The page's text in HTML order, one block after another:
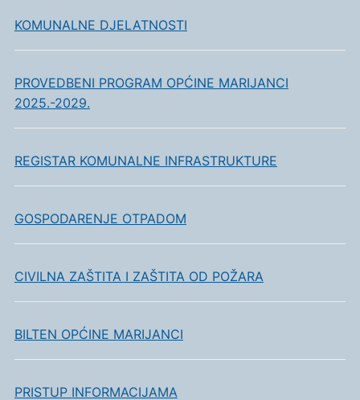
KOMUNALNE DJELATNOSTI
PROVEDBENI PROGRAM OPĆINE MARIJANCI
2025.-2029.
REGISTAR KOMUNALNE INFRASTRUKTURE
GOSPODARENJE OTPADOM
CIVILNA ZAŠTITA I ZAŠTITA OD POŽARA
BILTEN OPĆINE MARIJANCI
PRISTUP INFORMACIJAMA